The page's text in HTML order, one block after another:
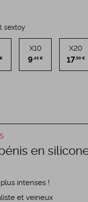
en
intenses !
et veineux
sextoy
X10
9 ,49 €
X20
17,99 €